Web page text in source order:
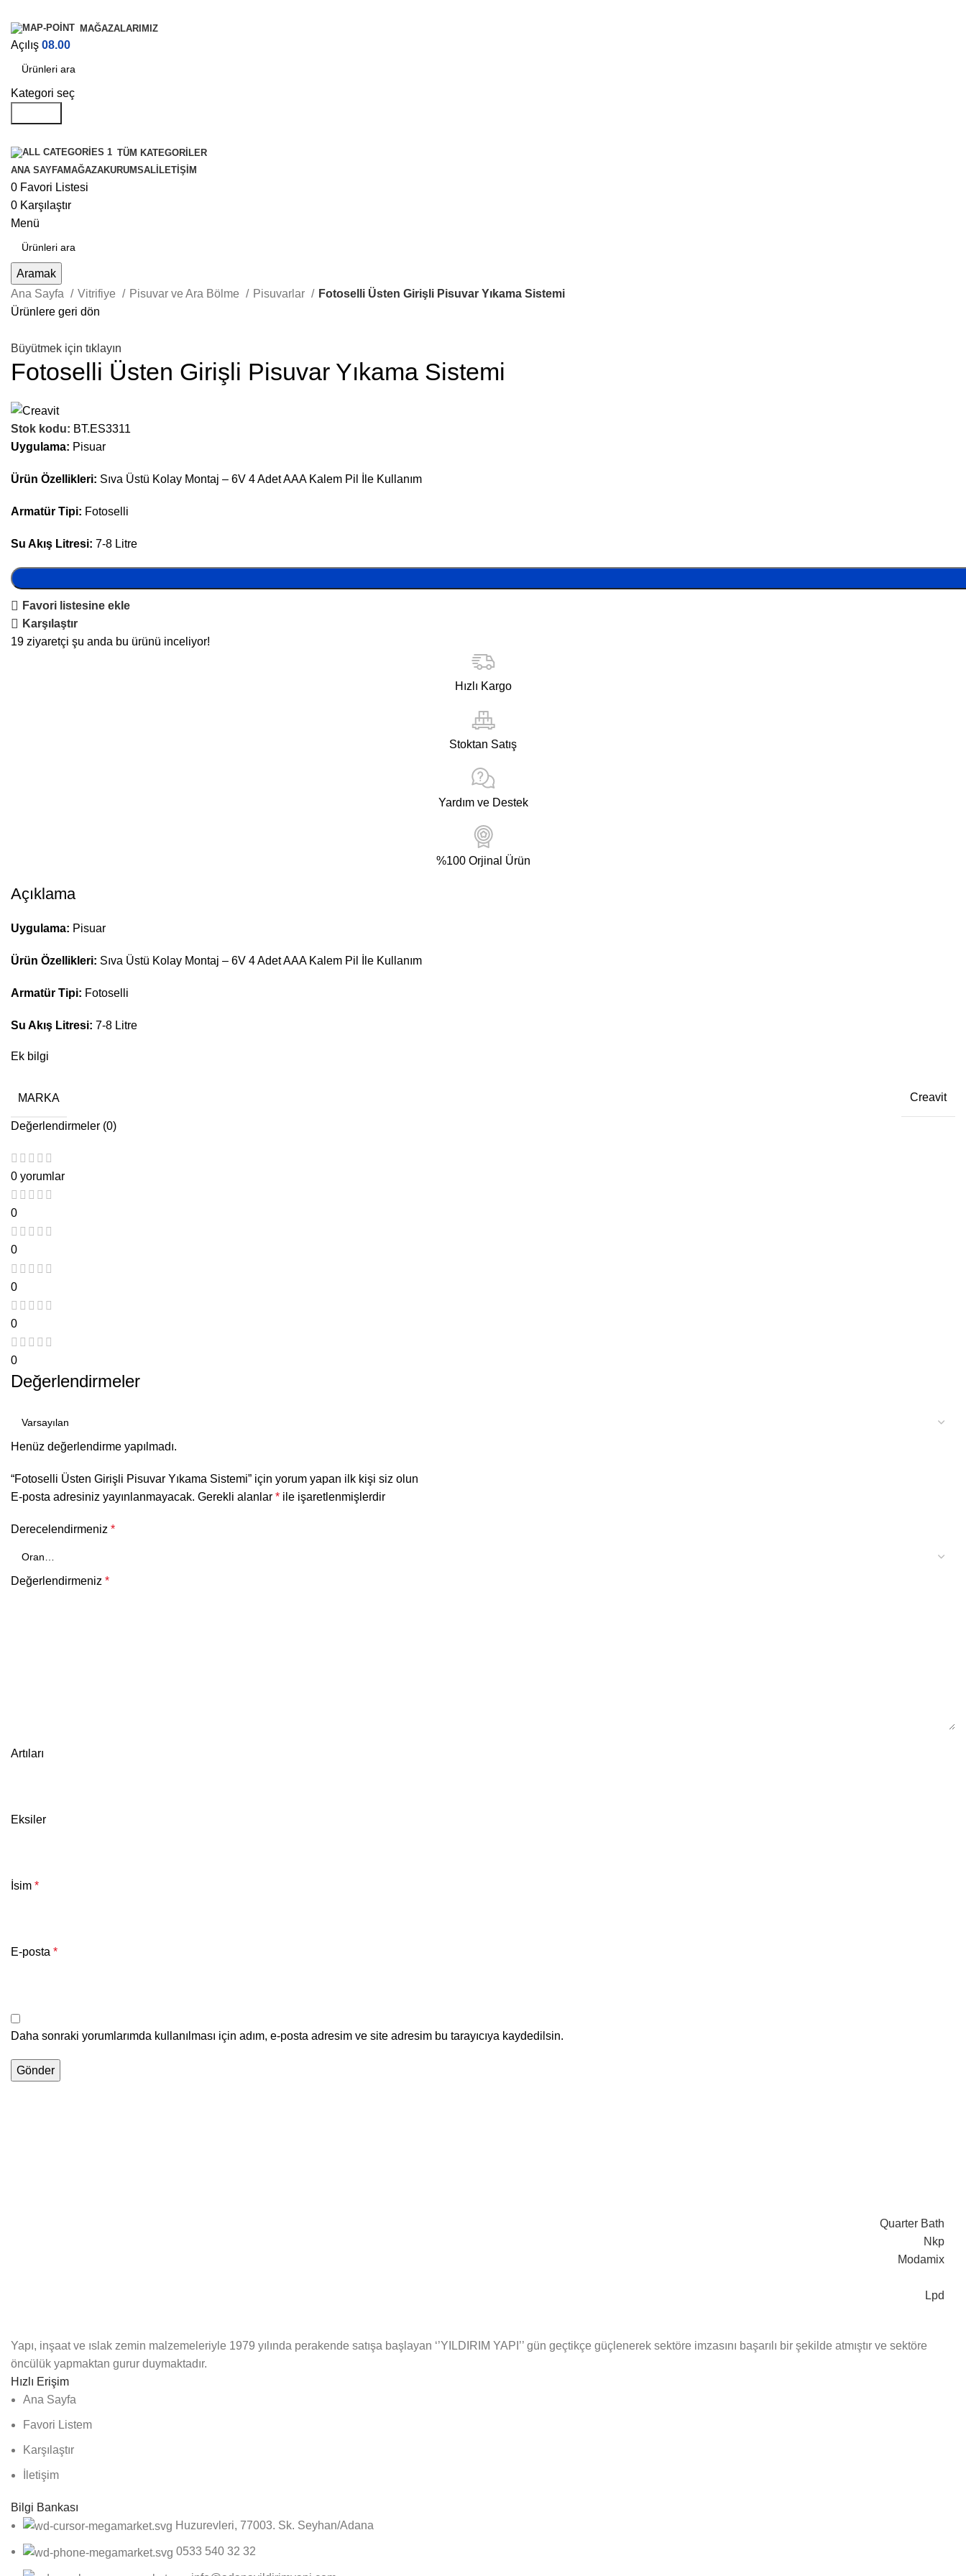
MAĞAZALARIMIZ
Açılış 08.00
Kategori seç
TÜM KATEGORILER
ANA SAYFAMAĞAZAKURUMSAL İLETIŞIM
0 Favori Listesi
0 Karşılaştır
Menü
Aramak
Ana Sayfa
Vitrifiye Pisuvar ve Ara Bölme Pisuvarlar
Fotoselli Üsten Girişli Pisuvar Yıkama Sistemi
Ürünlere geri dön
Büyütmek için tıklayın
Fotoselli Üsten Girişli Pisuvar Yıkama Sistemi
Stok kodu: BT.ES3311
Uygulama: Pisuar
Ürün Özellikleri: Sıva Üstü Kolay Montaj – 6V 4 Adet AAA Kalem Pil İle Kullanım
Armatür Tipi: Fotoselli
Su Akış Litresi: 7-8 Litre
Favori listesine ekle
Karşılaştır
19 ziyaretçi şu anda bu ürünü inceliyor!
Hızlı Kargo
Stoktan Satış
Yardım ve Destek
%100 Orjinal Ürün
Açıklama
Uygulama: Pisuar
Ürün Özellikleri: Sıva Üstü Kolay Montaj – 6V 4 Adet AAA Kalem Pil İle Kullanım
Armatür Tipi: Fotoselli
Su Akış Litresi: 7-8 Litre
Ek bilgi
MARKA Creavit
Değerlendirmeler (0)
0 yorumlar
0
0
0
0
0
Değerlendirmeler
Henüz değerlendirme yapılmadı.
“Fotoselli Üsten Girişli Pisuvar Yıkama Sistemi” için yorum yapan ilk kişi siz olun
E-posta adresiniz yayınlanmayacak. Gerekli alanlar * ile işaretlenmişlerdir
Derecelendirmeniz *
Değerlendirmeniz *
Artıları
Eksiler
İsim *
E-posta *
Daha sonraki yorumlarımda kullanılması için adım, e-posta adresim ve site adresim bu tarayıcıya kaydedilsin.
Quarter Bath
Nkp
Modamix
Lpd
Yapı, inşaat ve ıslak zemin malzemeleriyle 1979 yılında perakende satışa başlayan ‘’YILDIRIM YAPI’’ gün geçtikçe güçlenerek sektöre imzasını başarılı bir şekilde atmıştır ve sektöre
öncülük yapmaktan gurur duymaktadır.
Hızlı Erişim
Ana Sayfa
Favori Listem
Karşılaştır
İletişim
Bilgi Bankası
Huzurevleri, 77003. Sk. Seyhan/Adana
0533 540 32 32